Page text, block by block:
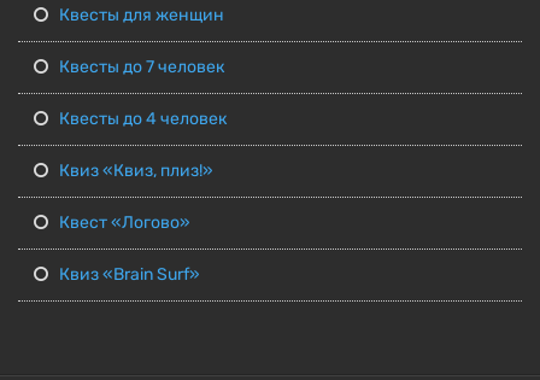
Квесты для женщин
Квесты до 7 человек
Квесты до 4 человек
Квиз «Квиз, плиз!»
Квест «Логово»
Квиз «Brain Surf»